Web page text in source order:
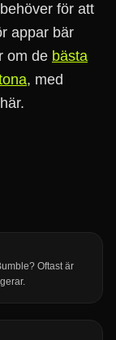
för att
appar bär
om de bästa
, med
Oftast är